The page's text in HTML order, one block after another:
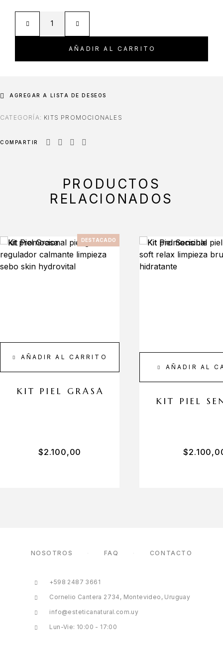
AÑADIR AL CARRITO
AGREGAR A LISTA DE DESEOS
CATEGORÍA: KITS PROMOCIONALES
COMPARTIR
PRODUCTOS
RELACIONADOS
DESTACADO
AÑADIR AL CARRITO
KIT PIEL GRASA
$2.100,00
AÑADIR AL
KIT PIEL
$
NOSOTROS FAQ CONTACTO
+598 2487 3661
Cornelio Cantera 2734, Montevideo, Uruguay
info@esteticanatural.com.uy
Lun-Vie: 10:00 - 17:00